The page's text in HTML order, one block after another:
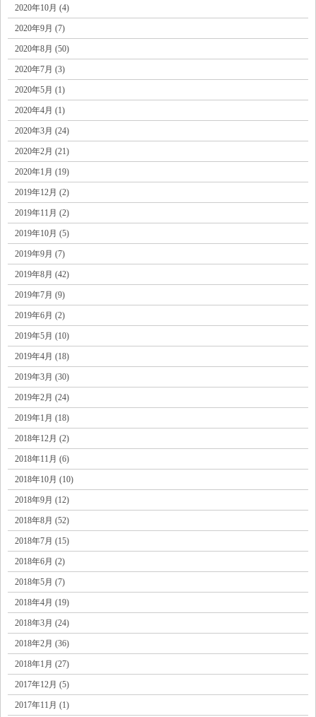
2020年10月 (4)
2020年9月 (7)
2020年8月 (50)
2020年7月 (3)
2020年5月 (1)
2020年4月 (1)
2020年3月 (24)
2020年2月 (21)
2020年1月 (19)
2019年12月 (2)
2019年11月 (2)
2019年10月 (5)
2019年9月 (7)
2019年8月 (42)
2019年7月 (9)
2019年6月 (2)
2019年5月 (10)
2019年4月 (18)
2019年3月 (30)
2019年2月 (24)
2019年1月 (18)
2018年12月 (2)
2018年11月 (6)
2018年10月 (10)
2018年9月 (12)
2018年8月 (52)
2018年7月 (15)
2018年6月 (2)
2018年5月 (7)
2018年4月 (19)
2018年3月 (24)
2018年2月 (36)
2018年1月 (27)
2017年12月 (5)
2017年11月 (1)